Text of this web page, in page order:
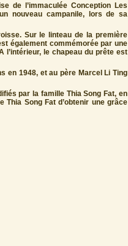
de l’immaculée Conception Les
nouveau campanile, lors de sa
Sur le linteau de la première
également commémorée par une
l’intérieur, le chapeau du prête est
en 1948, et au père Marcel Li Ting
par la famille Thia Song Fat, en
Song Fat d’obtenir une grâce